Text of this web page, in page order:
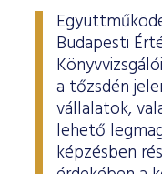
Budapesti
a tőzsdén
vállalatok,
lehető
képzésben